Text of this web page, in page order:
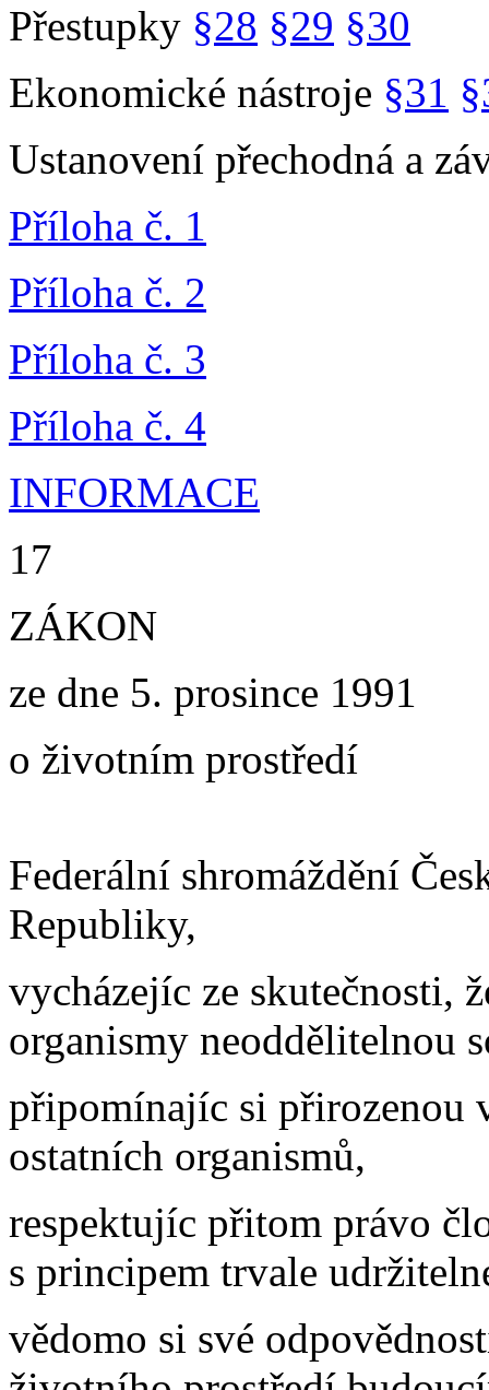
Přestupky §28 §29 §30
Ekonomické nástroje §31
Ustanovení přechodná a
Příloha č. 1
Příloha č. 2
Příloha č. 3
Příloha č. 4
INFORMACE
17
ZÁKON
ze dne 5. prosince 1991
o životním prostředí
Federální shromáždění
Republiky,
vycházejíc ze skutečnosti,
organismy neoddělitelnou
připomínajíc si přirozenou
ostatních organismů,
respektujíc přitom právo
s principem trvale
vědomo si své